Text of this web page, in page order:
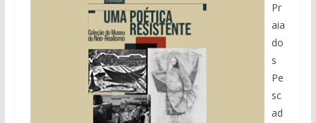
Pr
aia
do
s
Pe
sc
ad